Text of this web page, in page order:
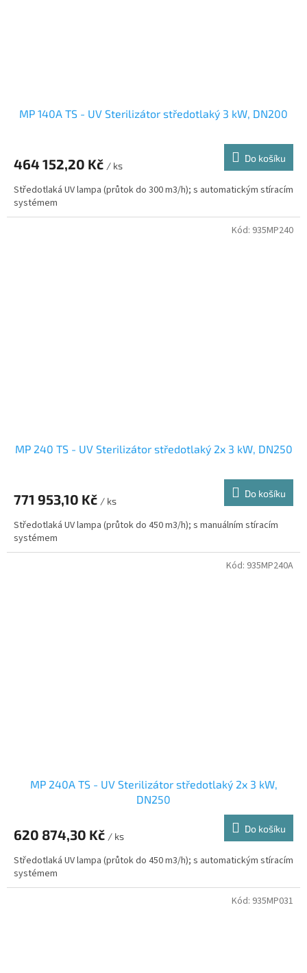
MP 140A TS - UV Sterilizátor středotlaký 3 kW, DN200
464 152,20 Kč / ks
Do košíku
Středotlaká UV lampa (průtok do 300 m3/h); s automatickým stíracím
systémem
MP 240 TS - UV Sterilizátor středotlaký 2x 3 kW, DN250
771 953,10 Kč / ks
Do košíku
Středotlaká UV lampa (průtok do 450 m3/h); s manuálním stíracím
systémem
Kód: 935MP240
MP 240A TS - UV Sterilizátor středotlaký 2x 3 kW,
DN250
620 874,30 Kč / ks
Do košíku
Středotlaká UV lampa (průtok do 450 m3/h); s automatickým stíracím
systémem
Kód: 935MP240A
Kód: 935MP031